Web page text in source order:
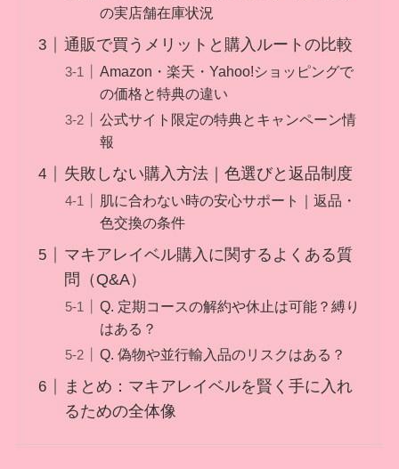
の実店舗在庫状況
通販で買うメリットと購入ルートの比較
Amazon・楽天・Yahoo!ショッピングで
の価格と特典の違い
公式サイト限定の特典とキャンペーン情
報
失敗しない購入方法｜色選びと返品制度
肌に合わない時の安心サポート｜返品・
色交換の条件
マキアレイベル購入に関するよくある質
問（Q&A）
Q. 定期コースの解約や休止は可能？縛り
はある？
Q. 偽物や並行輸入品のリスクはある？
まとめ：マキアレイベルを賢く手に入れ
るための全体像